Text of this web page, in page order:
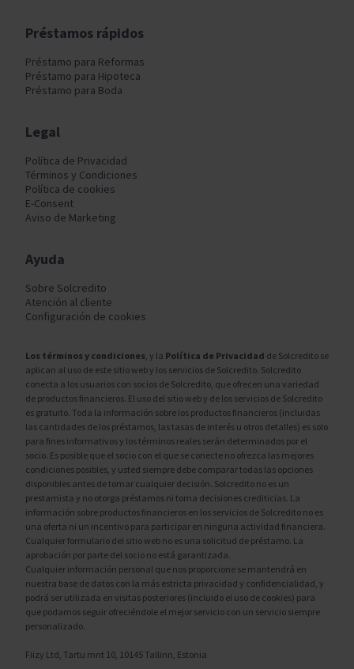
Préstamos rápidos
Préstamo para Reformas
Préstamo para Hipoteca
Préstamo para Boda
Legal
Política de Privacidad
Términos y Condiciones
Política de cookies
E-Consent
Aviso de Marketing
Ayuda
Sobre Solcredito
Atención al cliente
Configuración de cookies
Los términos y condiciones, y la Política de Privacidad de Solcredito se
aplican al uso de este sitio web y los servicios de Solcredito. Solcredito
conecta a los usuarios con socios de Solcredito, que ofrecen una variedad
de productos financieros. El uso del sitio web y de los servicios de Solcredito
es gratuito. Toda la información sobre los productos financieros (incluidas
las cantidades de los préstamos, las tasas de interés u otros detalles) es solo
para fines informativos y los términos reales serán determinados por el
socio. Es posible que el socio con el que se conecte no ofrezca las mejores
condiciones posibles, y usted siempre debe comparar todas las opciones
disponibles antes de tomar cualquier decisión. Solcredito no es un
prestamista y no otorga préstamos ni toma decisiones crediticias. La
información sobre productos financieros en los servicios de Solcredito no es
una oferta ni un incentivo para participar en ninguna actividad financiera.
Cualquier formulario del sitio web no es una solicitud de préstamo. La
aprobación por parte del socio no está garantizada.
Cualquier información personal que nos proporcione se mantendrá en
nuestra base de datos con la más estricta privacidad y confidencialidad, y
podrá ser utilizada en visitas posteriores (incluido el uso de cookies) para
que podamos seguir ofreciéndole el mejor servicio con un servicio siempre
personalizado.
Fiizy Ltd, Tartu mnt 10, 10145 Tallinn, Estonia